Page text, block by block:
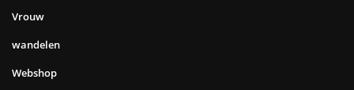
Vrouw
wandelen
Webshop